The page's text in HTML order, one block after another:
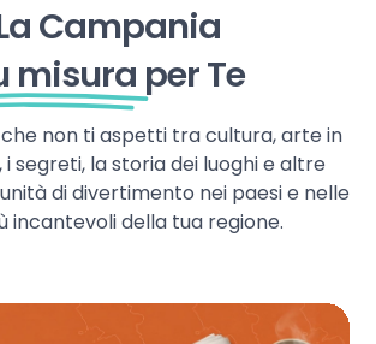
Campania
misura per Te
non ti aspetti tra cultura, arte in
i segreti, la storia dei luoghi e altre
di divertimento nei paesi e nelle
incantevoli della tua regione.